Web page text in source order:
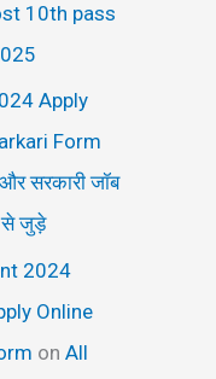
10th pass
Apply
Form
सरकारी जॉब
से जुड़े
2024
Online
onAll